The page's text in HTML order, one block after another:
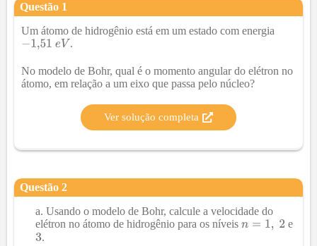
Questão 1
Um átomo de hidrogênio está em um estado com energia
.
No modelo de Bohr, qual é o momento angular do elétron no
átomo, em relação a um eixo que passa pelo núcleo?
Ver solução completa
Questão 2
Usando o modelo de Bohr, calcule a velocidade do
elétron no átomo de hidrogênio para os níveis
e
.